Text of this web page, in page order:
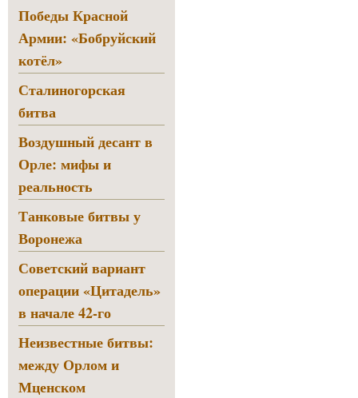
Победы Красной
Армии: «Бобруйский
котёл»
Сталиногорская
битва
Воздушный десант в
Орле: мифы и
реальность
Танковые битвы у
Воронежа
Советский вариант
операции «Цитадель»
в начале 42-го
Неизвестные битвы:
между Орлом и
Мценском